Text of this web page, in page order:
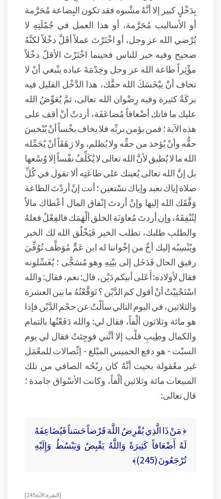
بِدَخْلٍ كبير إلا أنَّهُ مشْبوه فقد تكون البِضاعة مُحَرَّمة
أو الأساليب مُحَرَّمة، أو هذا العمل في جُمْلَتِهِ لا
يُرْضي الله عز وجل، أو اخْتَرْتَ عملاً أقَلَّ دخْلاً لكنَّهُ
صحيح وفيه خير للناس فحينما اخْتَرْتَ الأقلّ دخْلاً
مؤْثِراً طاعة الله عز وجل وخِدْمَةَ عباده ينْبغي أنْ لا
تخاف أنْ يبْخَسَكَ الله حقَّك، هذا الدَّخْل القليل فيه
بركَةٌ كثيرة وفيه رِضْوان الله تعالى، ثمَّ يُعَوِّضُ الله
عليك ما فاتك أضْعافاً مُضاعَفَة، أردتُ أنْ أقف على
هذه الآية ؛ فمن يؤمن بربِّه فلا يخاف بخْساً أنْ يُبْخسَ
حقُّه وأنْ يُؤخذ من حقِّه ولا يُظلم، ولا رَهَقَاً أنْ يُحَمِّله
الله ما لا يُطيق لأنَّ الله تعالى لا يُكَلِّفُ نفْساً إلا وُسْعها
بل إنَّ الله تعالى يُعينك على طاعَتِه ألا تقول في كُلِّ
صلاة إياك نعبد وإياك نسْتعين ؛ أنت إنْ أردْتَ الطاعة
وَفَّقَك الله إليها وإنْ أردتَ إنْفاق المال أعْطاك مالاً
لِتُنْفِقَهُ، وإن أردتَ مُعاوَنَة الخلق ألْهَمَك فالفِعْلُ فعلهُ
والطلب طلبك، تطلب الخير فَيَخْلُق الله لك الخير
ويُنْسِبُه إليك أخٌ من إخْواننا له ابن عَمٍّ مُوَظَّف تُوُفِّيَ
رقيق الحال فَدَخَل إلى بيْتِهِ وهو مُسَجًّى ؛ يُغَسِّلونه
فقال لأولاده: أَعَلى أبيكم دَيْن، قال: نعم، فقال: والله
اسْتَحْييْتُ أنْ أقول كم الدَّيْن ؟‍ تَوَقَّعْتُهُ ما بين العشرة
والثلاثين، في اليوم التالي سألْتُ عن حجْم الدَّيْن فإذا
هو مائة وثلاثون ألْفاً، فقال لي: والله دَفَعْتُها بالتمام
والكمال وطِيبِ قلْب إلا أنَّني فوجِئتُ فقال لي يوم
السبْت - هو دفع الخميس المبْلغ - اِتِّصالات للمعْمَل
غير معْقولة بحيث أنَّهُ كان ربْحُه الصافي من تلك
المبيعات مائة وثلاثين ألْفاً، وكانت الأسْواق جامدة ؛
قال تعالى:
﴿ مَنْ ذَا الَّذِي يُقْرِضُ اللَّهَ قَرْضاً حَسَناً فَيُضَاعِفَهُ
لَهُ أَضْعَافاً كَثِيرَةً وَاللَّهُ يَقْبِضُ وَيَبْسُطُ وَإِلَيْهِ
تُرْجَعُونَ (245)﴾
[ البقرة: الآية 245 ]